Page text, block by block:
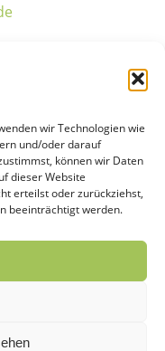
wir Technologien wie
und/oder darauf
können wir Daten
dieser Website
erteilst oder zurückziehst,
beeinträchtigt werden.